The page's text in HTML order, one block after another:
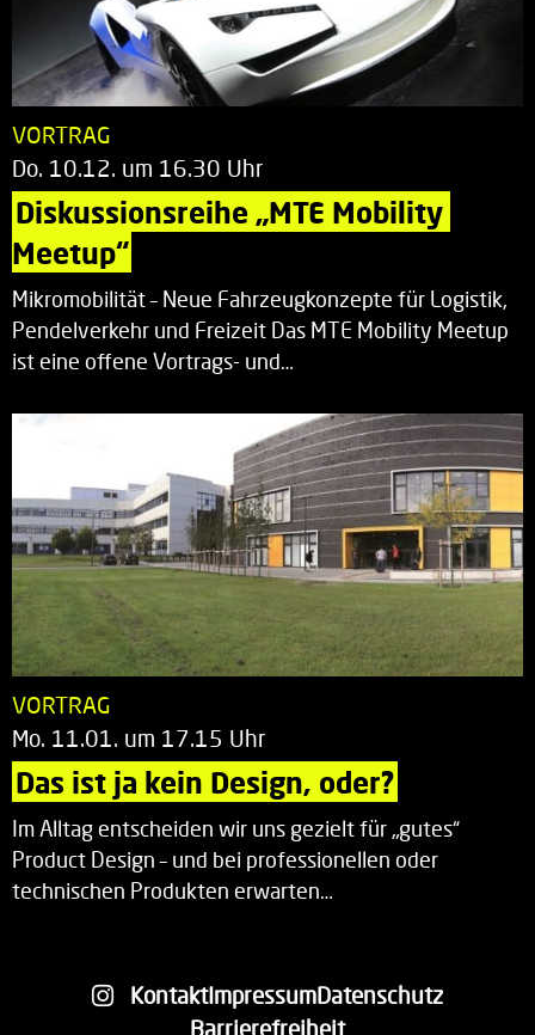
VORTRAG
Do. 10.12. um 16.30 Uhr
Diskussionsreihe „MTE Mobility
Meetup“
Mikromobilität – Neue Fahrzeugkonzepte für Logistik,
Pendelverkehr und Freizeit Das MTE Mobility Meetup
ist eine offene Vortrags- und…
VORTRAG
Mo. 11.01. um 17.15 Uhr
Das ist ja kein Design, oder?
Im Alltag entscheiden wir uns gezielt für „gutes“
Product Design – und bei professionellen oder
technischen Produkten erwarten…
KontaktImpressumDatenschutz
Barrierefreiheit